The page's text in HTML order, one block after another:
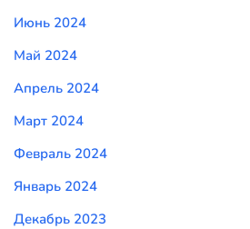
Июнь 2024
Май 2024
Апрель 2024
Март 2024
Февраль 2024
Январь 2024
Декабрь 2023